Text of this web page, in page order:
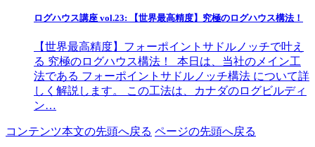
ログハウス講座 vol.23: 【世界最高精度】究極のログハウス構法！
【世界最高精度】フォーポイントサドルノッチで叶え
る 究極のログハウス構法！ 本日は、当社のメイン工
法である フォーポイントサドルノッチ構法 について詳
しく解説します。 この工法は、カナダのログビルディ
ン…
コンテンツ本文の先頭へ戻る ページの先頭へ戻る